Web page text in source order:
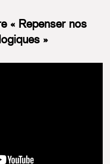
« Repenser nos
»